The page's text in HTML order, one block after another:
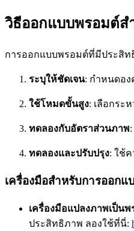
วิธีออกแบบพรอมต์ส
การออกแบบพรอมต์ที่มีประสิท
ระบุให้ชัดเจน: กำหนดอง
ใช้โหมดขั้นสูง: เลือกระ
ทดลองกับอัตราส่วนภาพ
ทดลองและปรับปรุง: ใช้
เครื่องมือสำหรับการออกแ
เครื่องมือแปลงภาพเป็น
ประสิทธิภาพ ลองใช้ที่นี่: